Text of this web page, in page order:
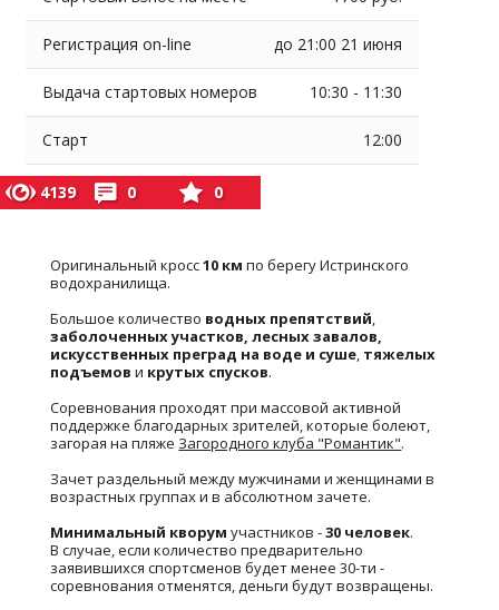
Регистрация on-line до 21:00 21 июня
Выдача стартовых номеров 10:30 - 11:30
Старт 12:00
4139 0 0
Оригинальный кросс10 кмпо берегу Истринского
водохранилища.
Большое количество водных препятствий,
заболоченных участков, лесных завалов,
искусственных преград на воде и суше, тяжелых
подъемов и крутых спусков.
Соревнования проходят при массовой активной
поддержке благодарных зрителей, которые болеют,
загорая на пляже Загородного клуба "Романтик".
Зачет раздельный между мужчинами и женщинами в
возрастных группах и в абсолютном зачете.
Минимальный кворум участников -30 человек.
В случае, если количество предварительно
заявившихся спортсменов будет менее 30-ти -
соревнования отменятся, деньги будут возвращены.